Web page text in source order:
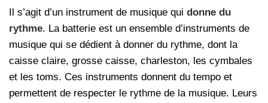
Il s’agit d’un instrument de musique qui donne du
rythme. La batterie est un ensemble d’instruments de
musique qui se dédient à donner du rythme, dont la
caisse claire, grosse caisse, charleston, les cymbales
et les toms. Ces instruments donnent du tempo et
permettent de respecter le rythme de la musique. Leurs